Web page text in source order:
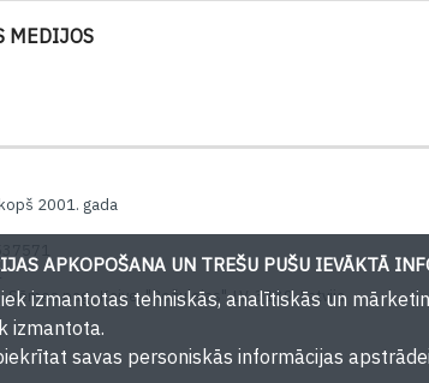
MEDIJOS
2001. gada
pag., Kaive, "Rožulejas", LV-3139, Latvija
APKOPOŠANA UN TREŠU PUŠU IEVĀKTĀ
izmantotas tehniskās, analītiskās un
izmantota.
savas personiskās informācijas